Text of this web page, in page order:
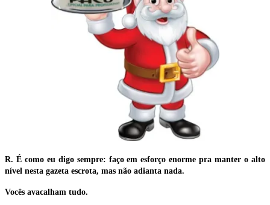
R. É como eu digo sempre: faço em esforço enorme pra manter o alto
nível nesta gazeta escrota, mas não adianta nada.
Vocês avacalham tudo.